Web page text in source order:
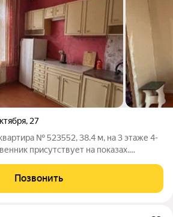
, 27
№ 523552, 38.4 м, на 3 этаже 4-
присутствует на показах.
По условиям проживания: можно с
Из
Позвонить